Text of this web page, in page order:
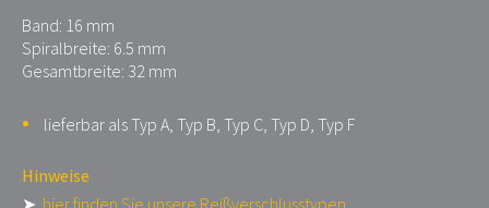
Band: 16 mm
Spiralbreite: 6.5 mm
Gesamtbreite: 32 mm
lieferbar als Typ A, Typ B, Typ C, Typ D, Typ F
Hinweise
➤ hier finden Sie unsere Reißverschlusstypen